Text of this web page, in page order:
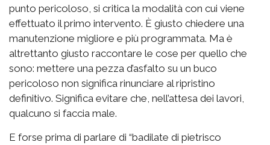
punto pericoloso, si critica la modalità con cui viene
effettuato il primo intervento. È giusto chiedere una
manutenzione migliore e più programmata. Ma è
altrettanto giusto raccontare le cose per quello che
sono: mettere una pezza d’asfalto su un buco
pericoloso non significa rinunciare al ripristino
definitivo. Significa evitare che, nell’attesa dei lavori,
qualcuno si faccia male.
E forse prima di parlare di “badilate di pietrisco